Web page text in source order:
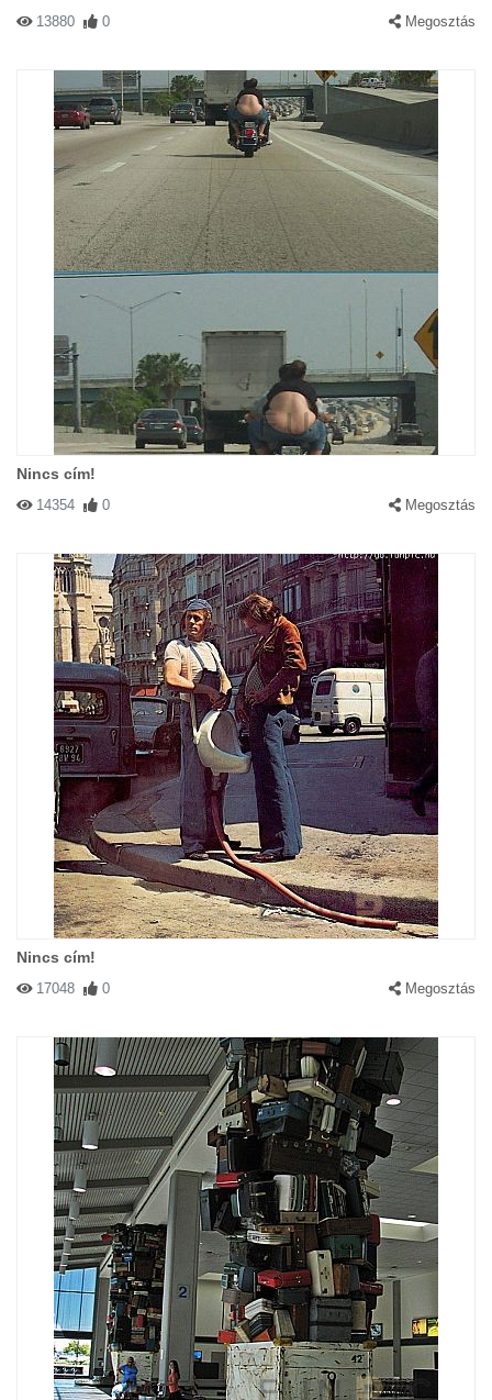
13880 0 Megosztás
Nincs cím!
14354 0 Megosztás
Nincs cím!
17048 0 Megosztás